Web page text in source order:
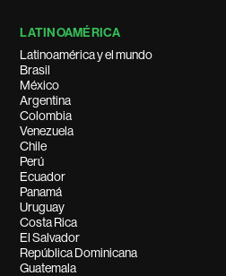
LATINOAMÉRICA
Latinoamérica y el mundo
Brasil
México
Argentina
Colombia
Venezuela
Chile
Perú
Ecuador
Panamá
Uruguay
Costa Rica
El Salvador
República Dominicana
Guatemala